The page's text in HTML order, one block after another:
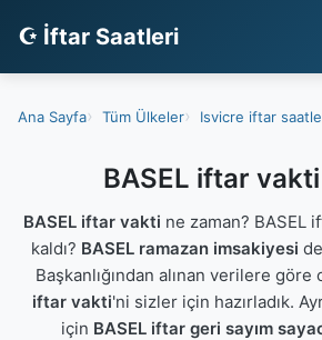
☪ İftar Saatleri
Ana Sayfa Tüm Ülkeler Isvicre iftar
BASEL iftar
BASEL iftar vakti ne zaman? BASEL
kaldı? BASEL ramazan imsakiyesi
Başkanlığından alınan verilere
iftar vakti'ni sizler için hazırladık.
için BASEL iftar geri sayım